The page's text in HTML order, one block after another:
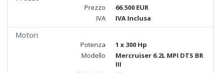
Prezzo
66.500 EUR
IVA
IVA Inclusa
Motori
Potenza
1 x 300 Hp
Modello
Mercruiser 6.2L MPI DTS BR
III